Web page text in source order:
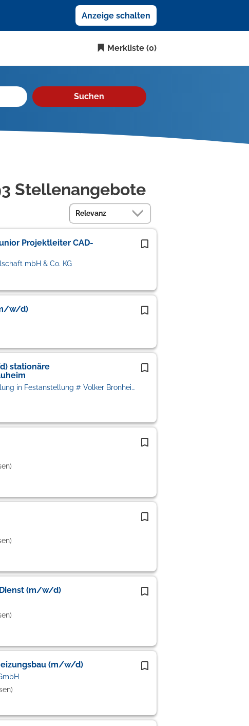
Anzeige schalten
Merkliste (0)
Suchen
Stellenangebote
Projektleiter CAD-
mbH & Co. KG
w/d)
stationäre
VIF Personalberatung # Vermittlung in Festanstellung # Volker Bronheim
(m/w/d)
(m/w/d)